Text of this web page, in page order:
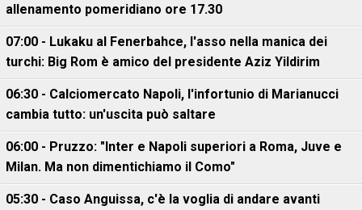
allenamento pomeridiano ore 17.30
07:00 - Lukaku al Fenerbahce, l'asso nella manica dei
turchi: Big Rom è amico del presidente Aziz Yildirim
06:30 - Calciomercato Napoli, l'infortunio di Marianucci
cambia tutto: un'uscita può saltare
06:00 - Pruzzo: "Inter e Napoli superiori a Roma, Juve e
Milan. Ma non dimentichiamo il Como"
05:30 - Caso Anguissa, c'è la voglia di andare avanti